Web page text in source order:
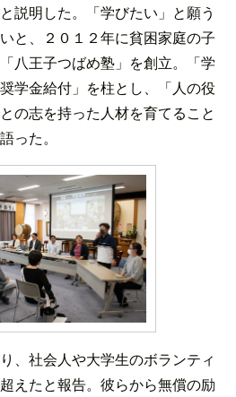
説明した。「学びたい」と願う
と、２０１２年に貧困家庭の子
八王子つばめ塾」を創立。「学
学金給付」を柱とし、「人の役
の志を持った人材を育てること
った。
、社会人や大学生のボランティ
えたと報告。彼らから無償の励